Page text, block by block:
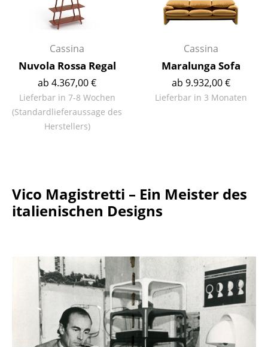
Wandleuchten
Akkuleuchten
... alle Leuchten
Betten
Stapelbetten
Kinderbetten
... alle Betten
Accessoires
Uhren
Spiegel
Cassina
Nuvola Rossa Regal
ab 4.367,00 €
Lieferbar in 7-8 Wochen
(Standardlieferaussage des
Herstellers)
Cassina
Maralunga Sofa
ab 9.932,00 €
Lieferbar in 3 Monaten
Vico Magistretti – Ein Meister des
italienischen Designs